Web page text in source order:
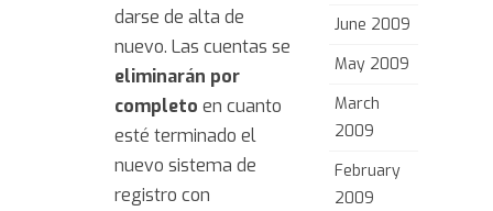
darse de alta de
nuevo. Las cuentas se
eliminarán por
completo en cuanto
esté terminado el
nuevo sistema de
registro con
June 2009
May 2009
March
2009
February
2009